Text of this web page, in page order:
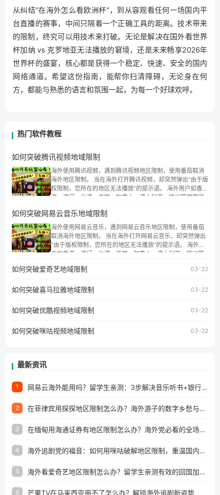
从纠结“在海外怎么看欧洲杯”，到从容观看任何一场国内平
台直播的赛事，中间只隔着一个正确工具的距离。技术带来
的限制，终究可以用技术来打破。无论是解决在国外看世界
杯加纳 vs 克罗地亚无法播放的窘境，还是未来畅享2026年
世界杯的盛宴，核心都是获得一个稳定、快速、安全的国内
网络通道。希望这份指南，能帮你扫清障碍，无论身在何
方，都能与熟悉的语言和氛围一起，为每一个好球欢呼。
热门软件教程
如何突破腾讯视频地域限制
海外使用腾讯视频，遇到腾讯视频地区限制，使用番茄取消
海外地区限制。 当在海外打开腾讯视频，却突然弹出“由于版
权限制，您所在的地区无法播放”的提示语。 海外用户如香
港、澳门、台湾、美国、加拿大、澳大利亚、欧洲等国家和
权限制问题，且仅能在中国大陆地区播放。 遇到这个问题的
朋友们，使用番茄回国加速器，即可解决「海外用户收听腾
讯视频地区版权限制」的问题，无论人在香港、澳门、台
湾、美国、加拿大、澳大利亚、欧洲等国家和地区工作、留
学、定居等，都可以使用，不再因地区和版权限制所困扰。
如何突破网易云音乐地域限制
海外使用网易云音乐，遇到网易云音乐地区限制，使用番茄
取消海外地区限制。 当在海外打开网易云音乐，却突然弹出
“由于版权限制，您所在的地区无法播放”的提示语。 海外用
户如香港、澳门、台湾、美国、加拿大、澳大利亚、欧洲等
地区及版权限制问题，且仅能在中国大陆地区播放。 遇到这
户收听网易云音乐地区版权限制」的问题，无论人在香港、
工作、留学、定居等，都可以使用，不再因地区和版权限制
所困扰。
如何突破爱奇艺地域限制 03-22
如何突破喜马拉雅地域限制 03-22
如何突破优酷视频地域限制 03-22
如何突破咪咕视频地域限制 03-22
最新资讯
1 网易云海外能用吗？留学生亲测：3步解决音乐听书+银行视频地区限制
2 在菲律宾用探探地区限制怎么办？海外游子的数字乡愁与破局之道
3 在缅甸用海通证券有地区限制怎么办？海外党必看的全场景回国加速指南
4 海外追剧党的福音：如何用咪咕破解地区限制，重温国内精彩
5 海外看爱奇艺地区限制怎么办？留学生亲测有效的回国加速器选择指南
6 芒果TV在马来西亚用不了怎么办？解锁海外追剧新姿势